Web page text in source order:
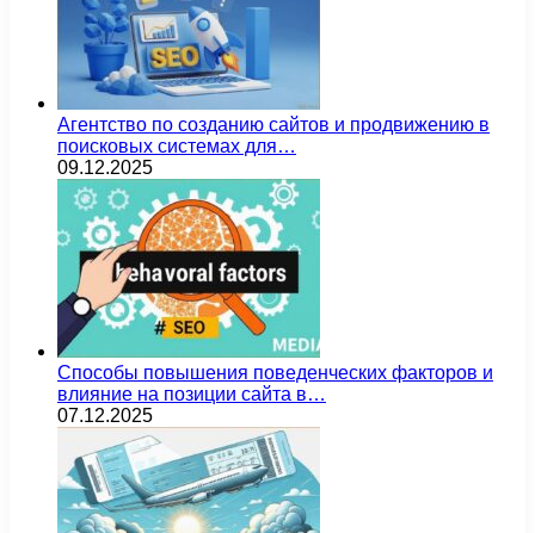
Агентство по созданию сайтов и продвижению в
поисковых системах для…
09.12.2025
Способы повышения поведенческих факторов и
влияние на позиции сайта в…
07.12.2025